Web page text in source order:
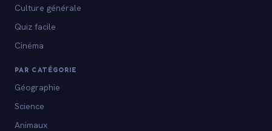
Culture générale
Quiz facile
Cinéma
PAR CATÉGORIE
Géographie
Science
Animaux